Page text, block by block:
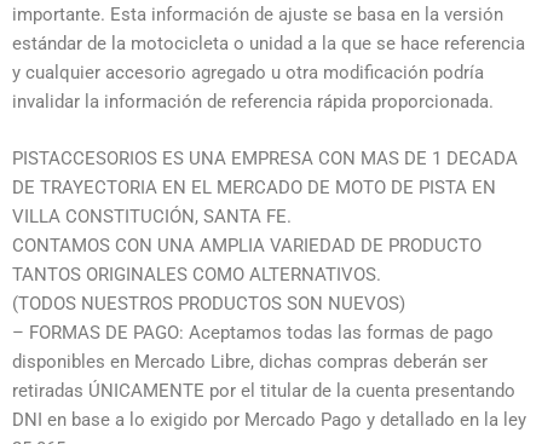
importante. Esta información de ajuste se basa en la versión
estándar de la motocicleta o unidad a la que se hace referencia
y cualquier accesorio agregado u otra modificación podría
invalidar la información de referencia rápida proporcionada.
PISTACCESORIOS ES UNA EMPRESA CON MAS DE 1 DECADA
DE TRAYECTORIA EN EL MERCADO DE MOTO DE PISTA EN
VILLA CONSTITUCIÓN, SANTA FE.
CONTAMOS CON UNA AMPLIA VARIEDAD DE PRODUCTO
TANTOS ORIGINALES COMO ALTERNATIVOS.
(TODOS NUESTROS PRODUCTOS SON NUEVOS)
– FORMAS DE PAGO: Aceptamos todas las formas de pago
disponibles en Mercado Libre, dichas compras deberán ser
retiradas ÚNICAMENTE por el titular de la cuenta presentando
DNI en base a lo exigido por Mercado Pago y detallado en la ley